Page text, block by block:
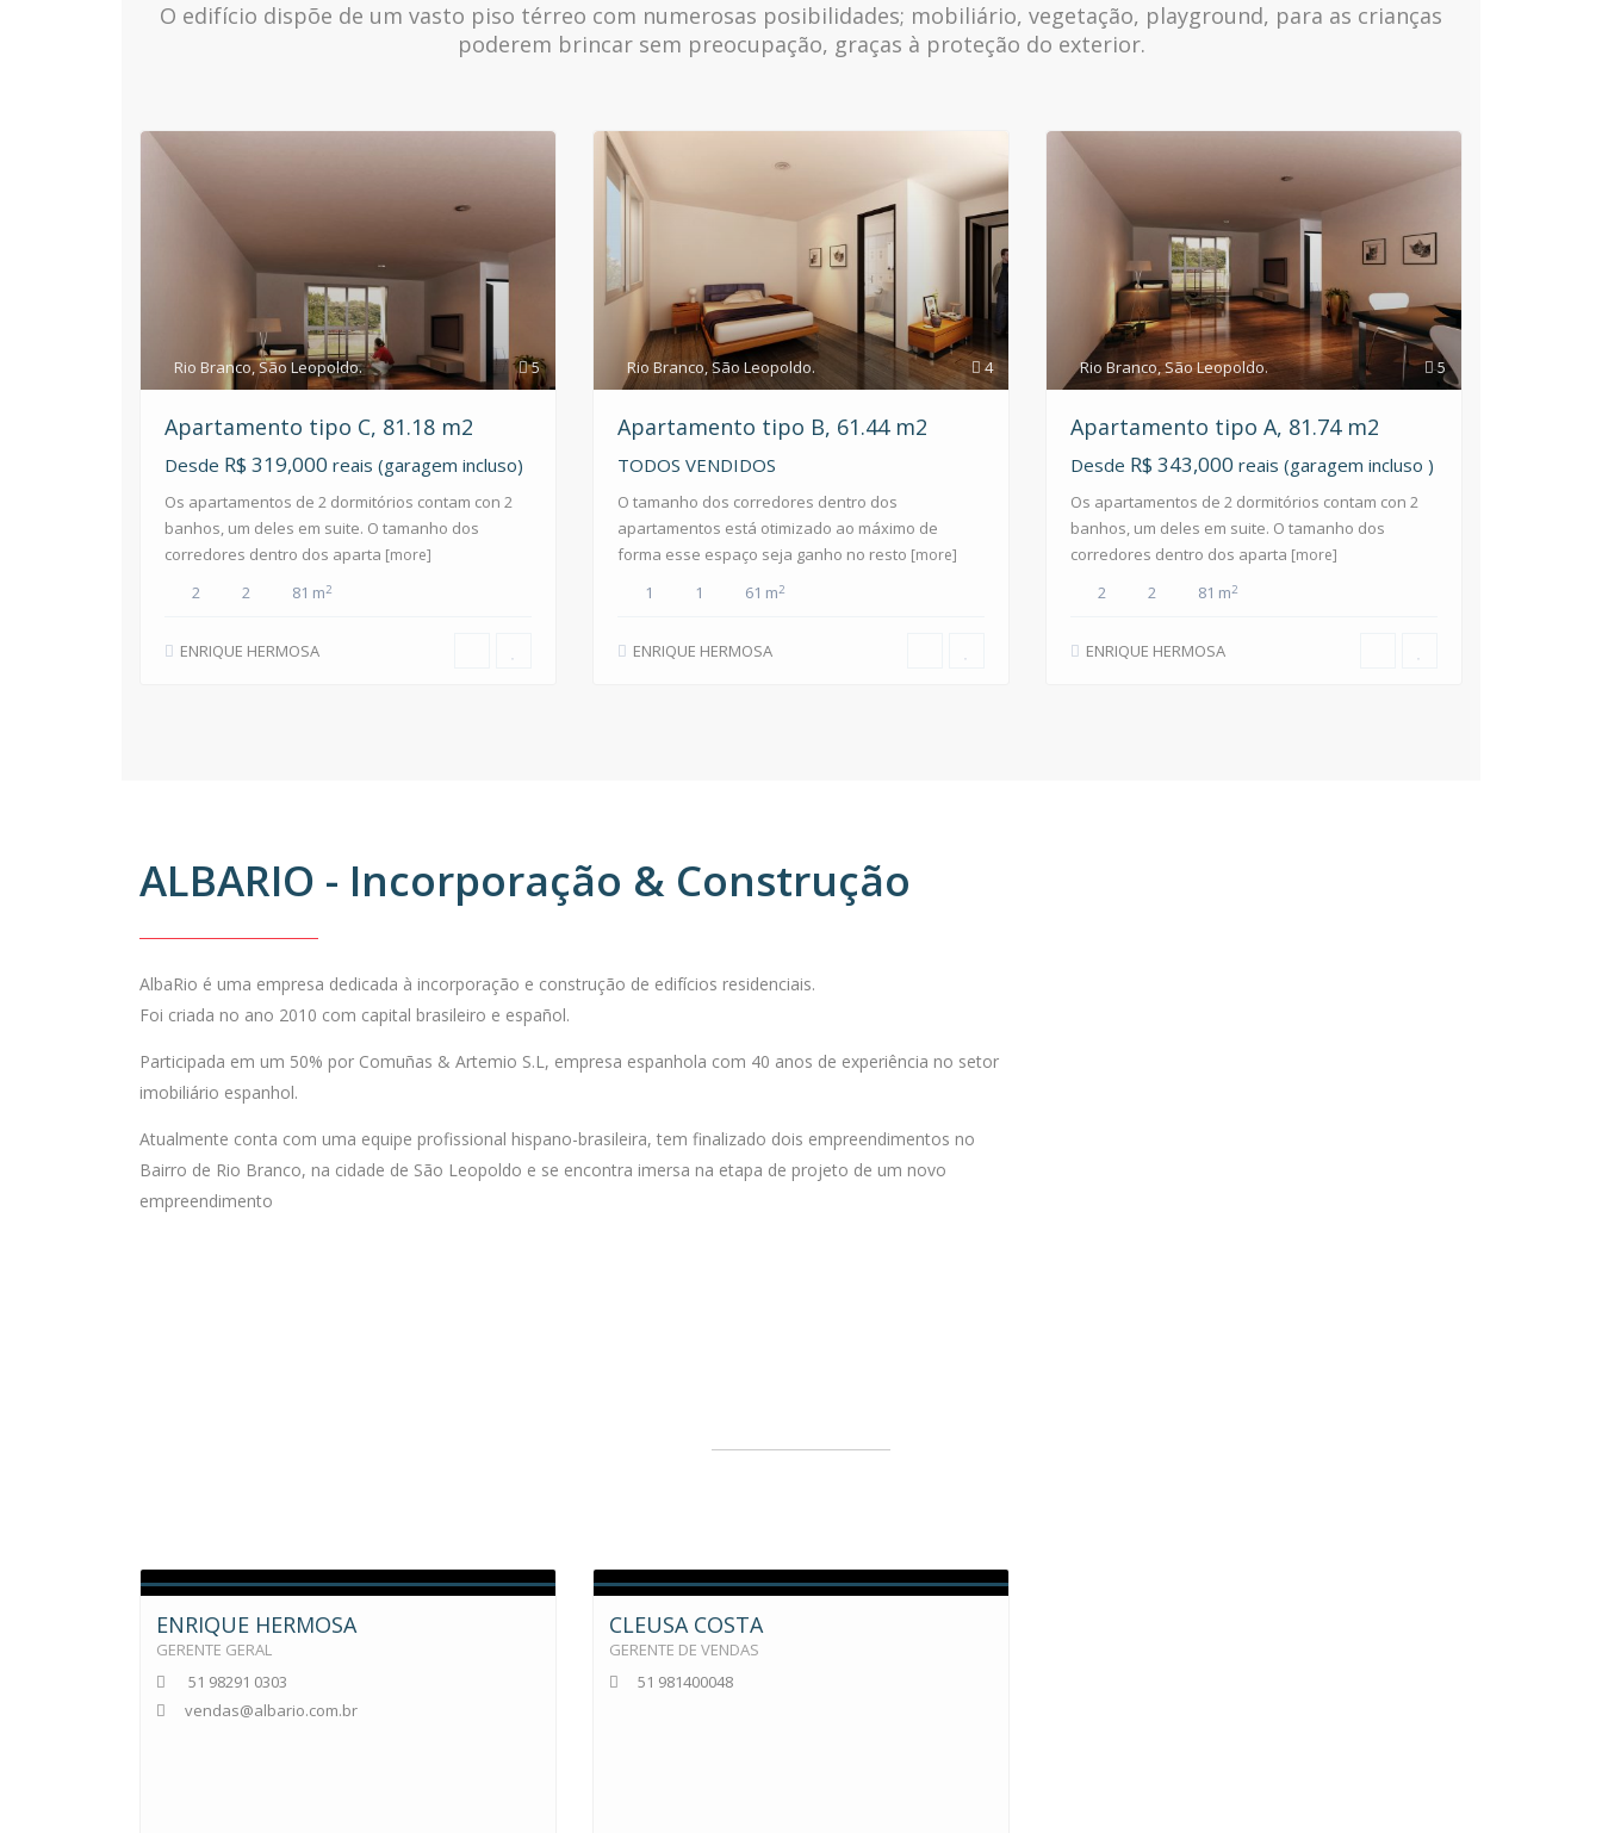
O edifício dispõe de um vasto piso térreo com numerosas posibilidades; mobiliário, vegetação, playground, para as crianças
poderem brincar sem preocupação, graças à proteção do exterior.
5
Rio Branco,São Leopoldo.
Apartamento tipo C, 81.18 m2
Desde R$ 319,000 reais (garagem incluso)
Os apartamentos de 2 dormitórios contam con 2
banhos, um deles em suite. O tamanho dos
corredores dentro dos aparta [more]
2 2 81 m2
ENRIQUE HERMOSA
4
Rio Branco,São Leopoldo.
Apartamento tipo B, 61.44 m2
TODOS VENDIDOS
O tamanho dos corredores dentro dos
apartamentos está otimizado ao máximo de
forma esse espaço seja ganho no resto [more]
1 1 61 m2
ENRIQUE HERMOSA
5
Rio Branco,São Leopoldo.
Apartamento tipo A, 81.74 m2
Desde R$ 343,000 reais (garagem incluso )
Os apartamentos de 2 dormitórios contam con 2
banhos, um deles em suite. O tamanho dos
corredores dentro dos aparta [more]
2 2 81 m2
ENRIQUE HERMOSA
ALBARIO - Incorporação & Construção
AlbaRio é uma empresa dedicada à incorporação e construção de edifícios residenciais.
Foi criada no ano 2010 com capital brasileiro e español.
Participada em um 50% por Comuñas & Artemio S.L, empresa espanhola com 40 anos de experiência no setor
imobiliário espanhol.
Atualmente conta com uma equipe profissional hispano-brasileira, tem finalizado dois empreendimentos no
Bairro de Rio Branco, na cidade de São Leopoldo e se encontra imersa na etapa de projeto de um novo
empreendimento
ENRIQUE HERMOSA
GERENTE GERAL
51 98291 0303
vendas@albario.com.br
CLEUSA COSTA
GERENTE DE VENDAS
51 981400048